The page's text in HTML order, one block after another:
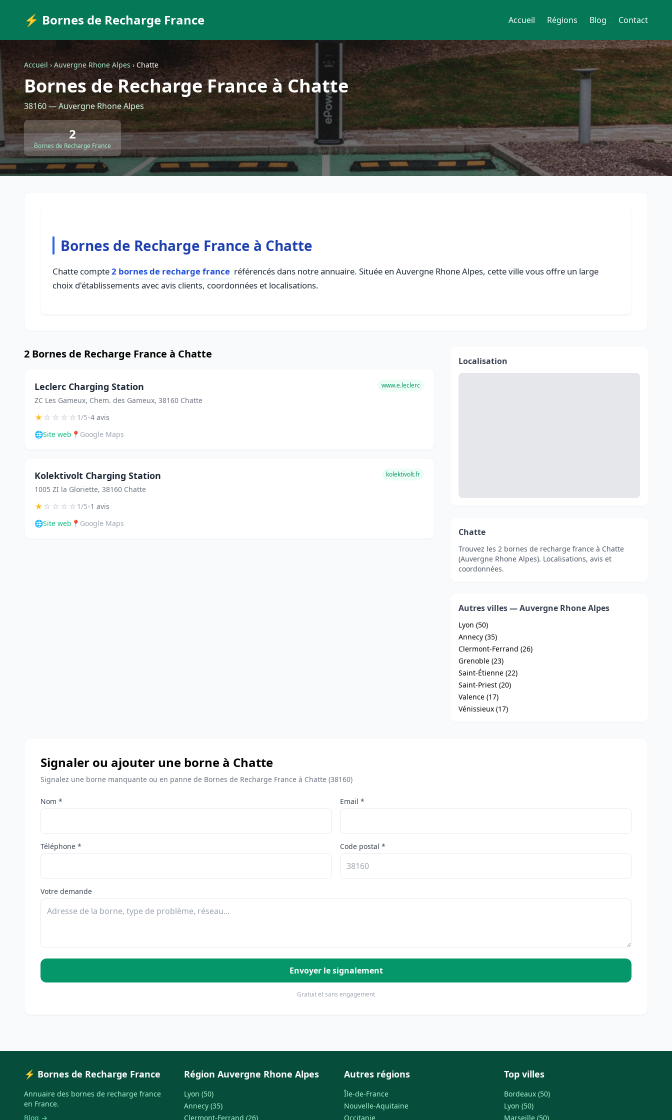
⚡ Bornes de Recharge France Accueil Régions Blog Contact
Accueil › Auvergne Rhone Alpes › Chatte
Bornes de Recharge France à Chatte
38160 — Auvergne Rhone Alpes
2
Bornes de Recharge France
Bornes de Recharge France à Chatte
Chatte compte2 bornes de recharge france référencés dans notre annuaire. Située en Auvergne Rhone Alpes, cette ville vous offre un large
choix d'établissements avec avis clients, coordonnées et localisations.
2 Bornes de Recharge France à Chatte
Leclerc Charging Station
ZC Les Gameux, Chem. des Gameux, 38160 Chatte
www.e.leclerc
★☆☆☆☆1/5•4 avis
🌐Site web 📍 Google Maps
Kolektivolt Charging Station
1005 ZI la Gloriette, 38160 Chatte
kolektivolt.fr
★☆☆☆☆1/5•1 avis
🌐Site web 📍 Google Maps
Localisation
Chatte
Trouvez les 2 bornes de recharge france à Chatte
(Auvergne Rhone Alpes). Localisations, avis et
coordonnées.
Autres villes — Auvergne Rhone Alpes
Lyon (50)
Annecy (35)
Clermont-Ferrand (26)
Grenoble (23)
Saint-Étienne (22)
Saint-Priest (20)
Valence (17)
Vénissieux (17)
Signaler ou ajouter une borne à Chatte
Signalez une borne manquante ou en panne de Bornes de Recharge France à Chatte (38160)
Nom * Email *
Téléphone * Code postal *
Votre demande
Envoyer le signalement
Gratuit et sans engagement
⚡ Bornes de Recharge France
Annuaire des bornes de recharge france
en France.
Blog →
Région Auvergne Rhone Alpes
Lyon (50)
Annecy (35)
Clermont-Ferrand (26)
Autres régions
Île-de-France
Nouvelle-Aquitaine
Occitanie
Top villes
Bordeaux (50)
Lyon (50)
Marseille (50)